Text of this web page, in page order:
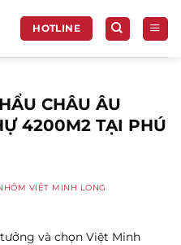
HOTLINE
CHÂU ÂU
4200M2 TẠI PHÚ
VIỆT MINH LONG
và chọn Việt Minh